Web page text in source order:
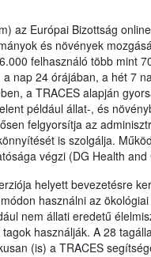
az Európai Bizottság
és növények
felhasználó több mint
nap 24 órájában, a hét 7
a TRACES alapján
például állat-, és
felgyorsítja az
is szolgálja.
végzi (DG Health and
helyett bevezetésre
használni az
nem állati eredetű
használják. A 28
(is) a TRACES